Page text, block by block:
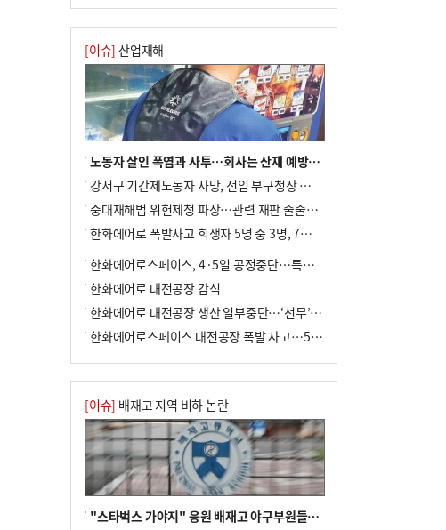
10 르노 못 타는 부산시장…관용차 규정에 막
힌 지역기업 응원
[이슈] 산업재해
노동자 살인 폭염과 사투…회사는 산재 예방·전기료 절감 전력
강서구 기간제노동자 사망, 전임 부구청장 檢 송치
중대재해법 위헌제청 파장…관련 재판 줄줄이 브레이크
한화에어로 폭발사고 희생자 5명 중 3명, 7일 영면
한화에어로스페이스, 4·5일 공정중단…특별 안전점검
한화에어로 대전공장 감식
한화에어로 대전공장 생산 일부중단…‘천무’ 수출 비상
한화에어로스페이스 대전공장 폭발 사고…5명 사망·2명 부상(종합)
[이슈] 배재고 지역 비하 논란
"스타벅스 가야지" 응원 배재고 야구부원들, 학교서 징계 처분